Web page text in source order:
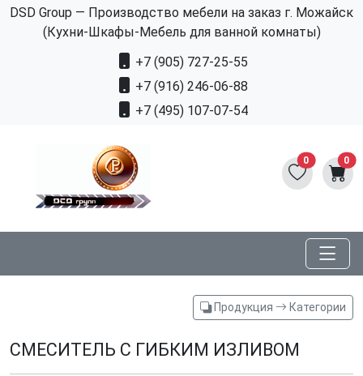
DSD Group — Производство мебели на заказ г. Можайск
(Кухни-Шкафы-Мебель для ванной комнаты)
+7 (905) 727-25-55
+7 (916) 246-06-88
+7 (495) 107-07-54
0 0
Продукция Категории
СМЕСИТЕЛЬ С ГИБКИМ ИЗЛИВОМ